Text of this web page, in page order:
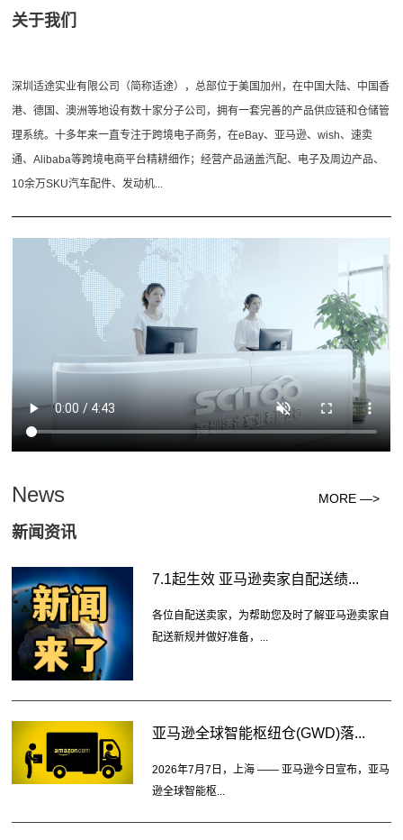
关于我们
深圳适途实业有限公司（简称适途），总部位于美国加州，在中国大陆、中国香
港、德国、澳洲等地设有数十家分子公司，拥有一套完善的产品供应链和仓储管
理系统。十多年来一直专注于跨境电子商务，在eBay、亚马逊、wish、速卖
通、Alibaba等跨境电商平台精耕细作；经营产品涵盖汽配、电子及周边产品、
10余万SKU汽车配件、发动机...
News
新闻资讯
MORE —>
7.1起生效 亚马逊卖家自配送绩...
各位自配送卖家，为帮助您及时了解亚马逊卖家自
配送新规并做好准备，...
亚马逊全球智能枢纽仓(GWD)落...
2026年7月7日，上海 —— 亚马逊今日宣布，亚马
逊全球智能枢...